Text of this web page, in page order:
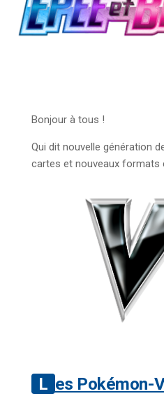
Bonjour à tous !
Qui dit nouvelle génération
cartes et nouveaux formats
Les Pokémon-